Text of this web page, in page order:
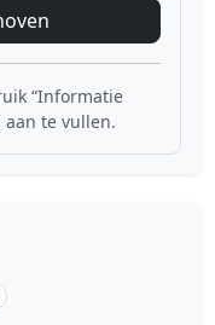
“Informatie
aan te vullen.